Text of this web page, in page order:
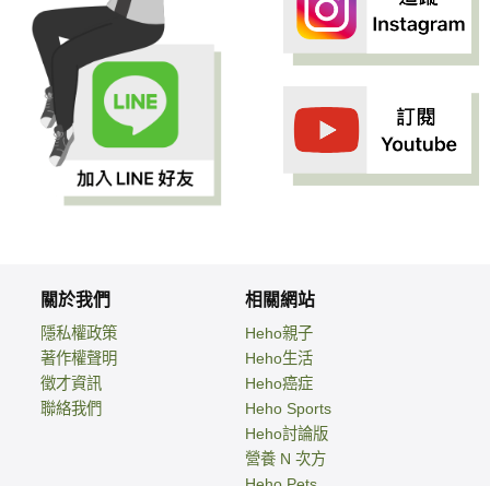
關於我們
隱私權政策
著作權聲明
徵才資訊
聯絡我們
相關網站
Heho親子
Heho生活
Heho癌症
Heho Sports
Heho討論版
營養 N 次方